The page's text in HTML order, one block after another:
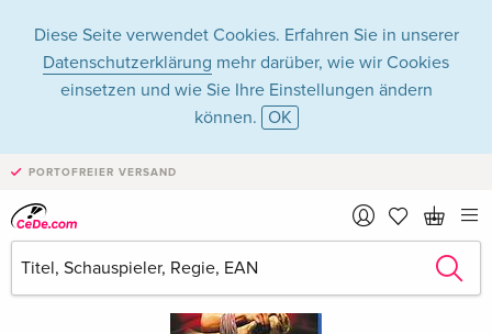
Diese Seite verwendet Cookies. Erfahren Sie in unserer
Datenschutzerklärung mehr darüber, wie wir Cookies
einsetzen und wie Sie Ihre Einstellungen ändern
können. OK
PORTOFREIER VERSAND